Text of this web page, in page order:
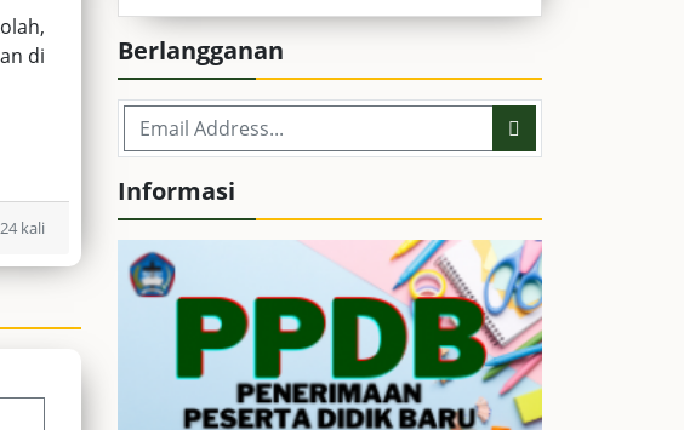
di
kali
Berlangganan
Informasi